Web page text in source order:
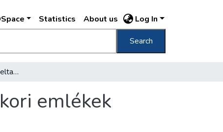
Statistics About us Log In
Search
Kő-, réz-, bronz-, vas-, kelta, római és középkori emlékek kerültek elő a Tabán alól
emlékek